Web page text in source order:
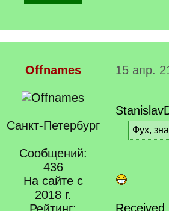
Offnames
Санкт-Петербург
Сообщений:
436
На сайте с
2018 г.
15 апр.
[
q
Фух,
[
Received